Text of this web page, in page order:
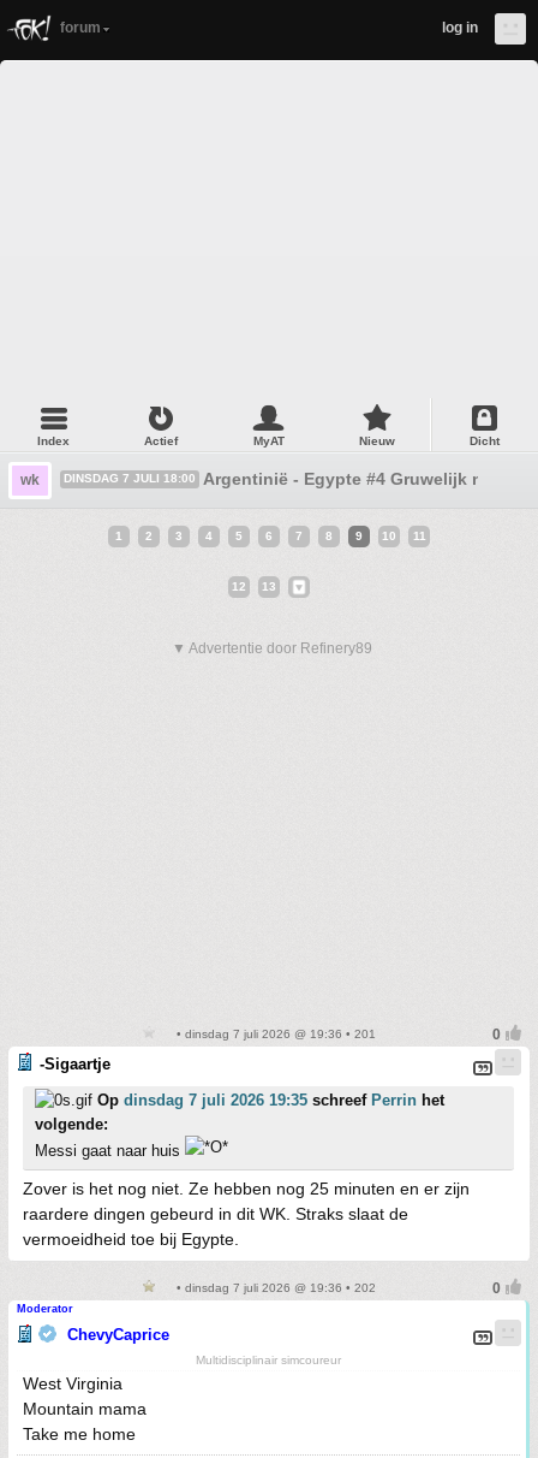
forum log in
Index Actief MyAT Nieuw Dicht
wk DINSDAG 7 JULI 18:00 Argentinië - Egypte #4 Gruwelijk nat.
1 2 3 4 5 6 7 8 9 10 11
12 13
▼ Advertentie door Refinery89
• dinsdag 7 juli 2026 @ 19:36 • 201
-Sigaartje
Op dinsdag 7 juli 2026 19:35 schreef Perrin het
volgende:
Messi gaat naar huis
Zover is het nog niet. Ze hebben nog 25 minuten en er zijn
raardere dingen gebeurd in dit WK. Straks slaat de
vermoeidheid toe bij Egypte.
• dinsdag 7 juli 2026 @ 19:36 • 202
Moderator
ChevyCaprice
Multidisciplinair simcoureur
West Virginia
Mountain mama
Take me home